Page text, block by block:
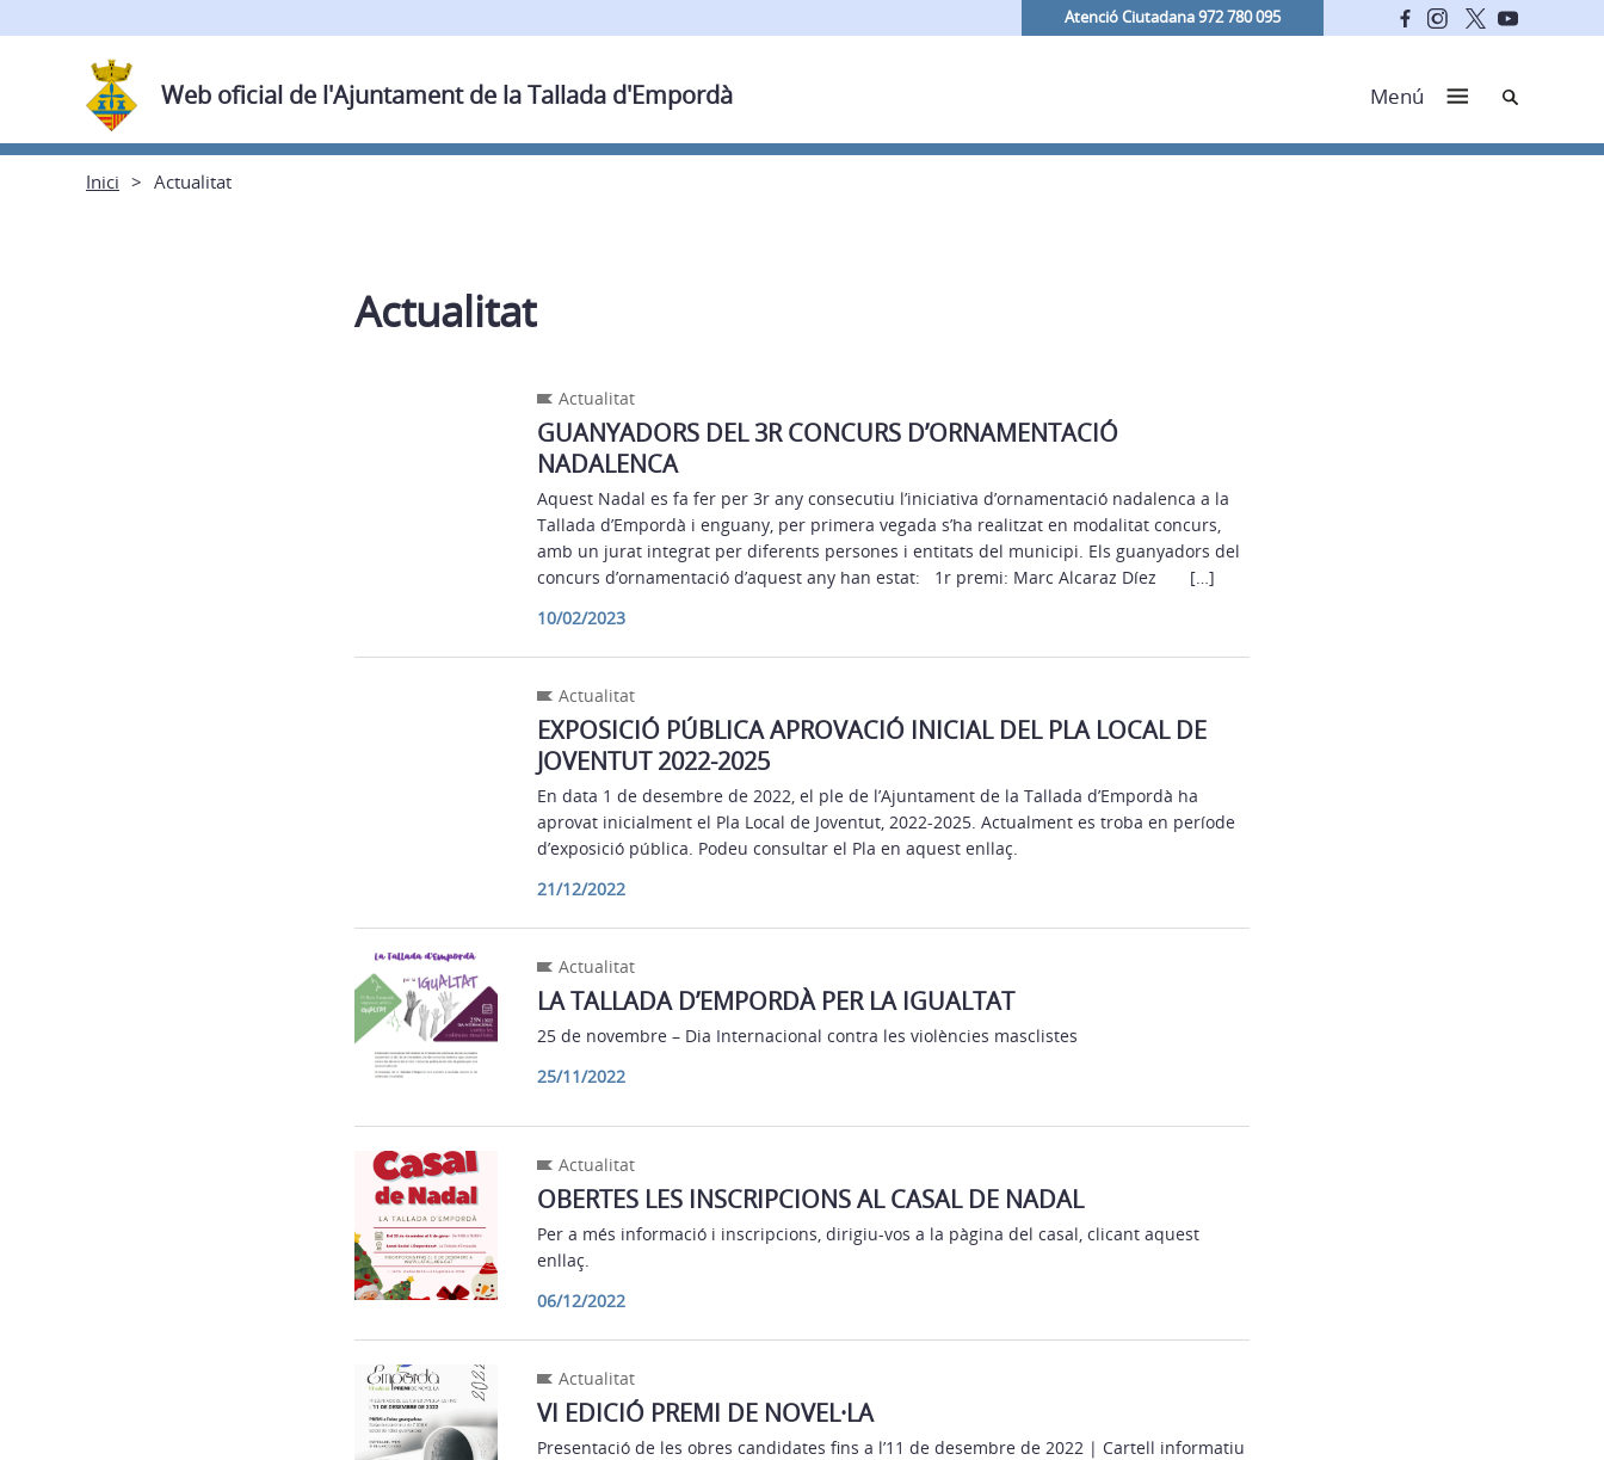
Atenció Ciutadana 972 780 095
Web oficial de l'Ajuntament de la Tallada d'Empordà Menú Cerca
Inici Actualitat
Actualitat
Actualitat
GUANYADORS DEL 3R CONCURS D’ORNAMENTACIÓ
NADALENCA
Aquest Nadal es fa fer per 3r any consecutiu l’iniciativa d’ornamentació nadalenca a la
Tallada d’Empordà i enguany, per primera vegada s’ha realitzat en modalitat concurs,
amb un jurat integrat per diferents persones i entitats del municipi. Els guanyadors del
concurs d’ornamentació d’aquest any han estat: 1r premi: Marc Alcaraz Díez […]
10/02/2023
Actualitat
EXPOSICIÓ PÚBLICA APROVACIÓ INICIAL DEL PLA LOCAL DE
JOVENTUT 2022-2025
En data 1 de desembre de 2022, el ple de l’Ajuntament de la Tallada d’Empordà ha
aprovat inicialment el Pla Local de Joventut, 2022-2025. Actualment es troba en període
d’exposició pública. Podeu consultar el Pla en aquest enllaç.
21/12/2022
Actualitat
LA TALLADA D’EMPORDÀ PER LA IGUALTAT
25 de novembre – Dia Internacional contra les violències masclistes
25/11/2022
Actualitat
OBERTES LES INSCRIPCIONS AL CASAL DE NADAL
Per a més informació i inscripcions, dirigiu-vos a la pàgina del casal, clicant aquest
enllaç.
06/12/2022
Actualitat
VI EDICIÓ PREMI DE NOVEL·LA
Presentació de les obres candidates fins a l’11 de desembre de 2022 | Cartell informatiu